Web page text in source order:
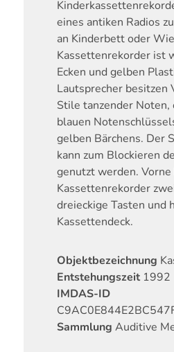
eines antiken Radios
an Kinderbett oder
Kassettenrekorder ist
Ecken und gelben
Lautsprecher besitzen
Stile tanzender Noten,
blauen
gelben Bärchens. Der
kann zum Blockieren
genutzt werden.
Kassettenrekorder
dreieckige Tasten und
Kassettendeck.
Objektbezeichnung
Entstehungszeit 1992
IMDAS-ID
Sammlung Auditive